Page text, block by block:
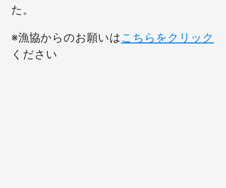
た。
※漁協からのお願いはこちらをクリック
ください